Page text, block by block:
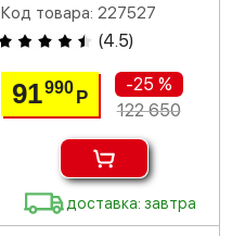
Код товара: 227527
(4.5)
91990 Р
-25 %
122 650
доставка: завтра